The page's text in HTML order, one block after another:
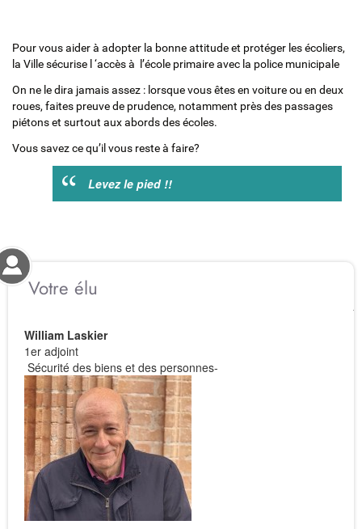
Pour vous aider à adopter la bonne attitude et protéger les écoliers,
la Ville sécurise l ‘accès à l’école primaire avec la police municipale
On ne le dira jamais assez : lorsque vous êtes en voiture ou en deux
roues, faites preuve de prudence, notamment près des passages
piétons et surtout aux abords des écoles.
Vous savez ce qu’il vous reste à faire?
Levez le pied !!
Votre élu
William Laskier
1er adjoint
Sécurité des biens et des personnes-